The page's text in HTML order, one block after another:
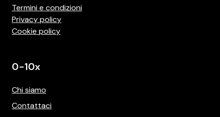
Termini e condizioni
Privacy policy
Cookie policy
0-10x
Chi siamo
Contattaci